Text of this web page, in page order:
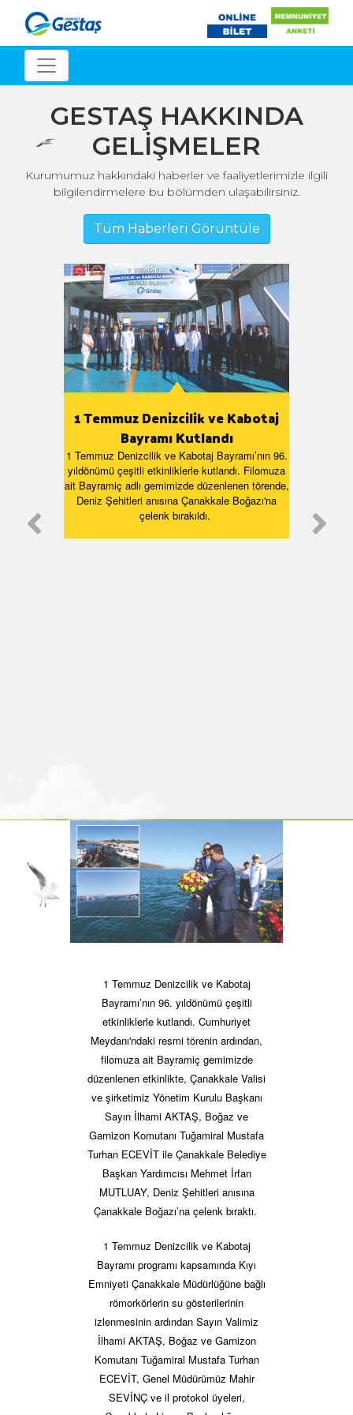
GESTAŞ HAKKINDA
GELİŞMELER
Kurumumuz hakkındaki haberler ve faaliyetlerimizle ilgili
bilgilendirmelere bu bölümden ulaşabilirsiniz.
Tüm Haberleri Görüntüle
1 Temmuz Denizcilik ve Kabotaj
Bayramı Kutlandı
1 Temmuz Denizcilik ve Kabotaj Bayramı’nın 96.
yıldönümü çeşitli etkinliklerle kutlandı. Filomuza
ait Bayramiç adlı gemimizde düzenlenen törende,
Deniz Şehitleri anısına Çanakkale Boğazı'na
çelenk bırakıldı.
1 Temmuz Denizcilik ve Kabotaj
Bayramı’nın 96. yıldönümü çeşitli
etkinliklerle kutlandı. Cumhuriyet
Meydanı'ndaki resmi törenin ardından,
filomuza ait Bayramiç gemimizde
düzenlenen etkinlikte, Çanakkale Valisi
ve şirketimiz Yönetim Kurulu Başkanı
Sayın İlhami AKTAŞ, Boğaz ve
Garnizon Komutanı Tuğamiral Mustafa
Turhan ECEVİT ile Çanakkale Belediye
Başkan Yardımcısı Mehmet İrfan
MUTLUAY, Deniz Şehitleri anısına
Çanakkale Boğazı’na çelenk bıraktı.
1 Temmuz Denizcilik ve Kabotaj
Bayramı programı kapsamında Kıyı
Emniyeti Çanakkale Müdürlüğüne bağlı
römorkörlerin su gösterilerinin
izlenmesinin ardından Sayın Valimiz
İlhami AKTAŞ, Boğaz ve Garnizon
Komutanı Tuğamiral Mustafa Turhan
ECEVİT, Genel Müdürümüz Mahir
SEVİNÇ ve il protokol üyeleri,